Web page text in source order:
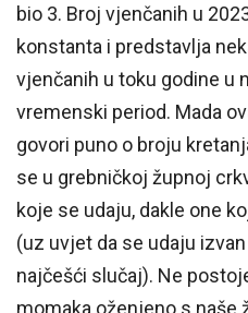
bio 3. Broj vjenčanih u
konstanta i predstavlja
vjenčanih u toku godine u
vremenski period. Mada
govori puno o broju
se u grebničkoj župnoj
koje se udaju, dakle one
(uz uvjet da se udaju
najčešći slučaj). Ne
momaka oženjeno s naše